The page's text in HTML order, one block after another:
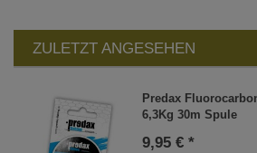
ZULETZT ANGESEHEN
Predax
6,3Kg 30m Spule
9,95 € *